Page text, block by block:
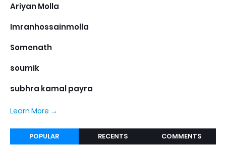
Ariyan Molla
Imranhossainmolla
Somenath
soumik
subhra kamal payra
Learn More →
POPULAR RECENTS COMMENTS